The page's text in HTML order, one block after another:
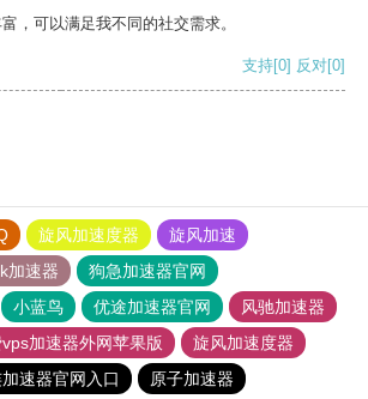
，可以满足我不同的社交需求。
支持[0] 反对[0]
旋风加速度器
旋风加速
加速器
狗急加速器官网
小蓝鸟 优途加速器官网
风驰加速器
加速器外网苹果版
旋风加速度器
速器官网入口 原子加速器